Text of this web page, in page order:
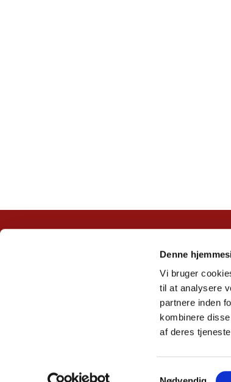
Denne
Vi bruger
til at analysere
partnere inden
kombinere
af deres